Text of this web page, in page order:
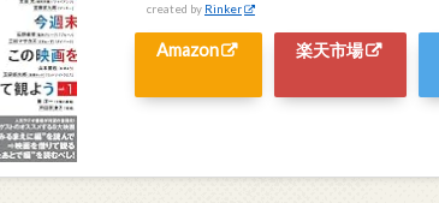
created by Rinker
Amazon 楽天市場